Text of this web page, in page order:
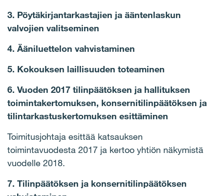
3. Pöytäkirjantarkastajien ja ääntenlaskun
valvojien valitseminen
4. Ääniluettelon vahvistaminen
5. Kokouksen laillisuuden toteaminen
6. Vuoden 2017 tilinpäätöksen ja hallituksen
toimintakertomuksen, konsernitilinpäätöksen ja
tilintarkastuskertomuksen esittäminen
Toimitusjohtaja esittää katsauksen
toimintavuodesta 2017 ja kertoo yhtiön näkymistä
vuodelle 2018.
7. Tilinpäätöksen ja konsernitilinpäätöksen